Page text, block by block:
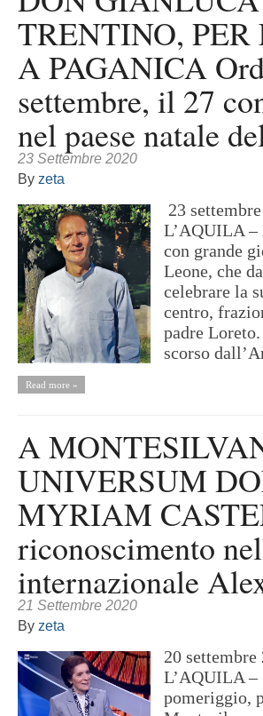
TRENTINO,
A PAGANICA
settembre, il 27
nel paese natale
23 Settembre 2020
By zeta
23
L’AQUILA –
con grande
Leone, che
celebrare la
centro,
padre
scorso
Read more »
A
UNIVERSUM
MYRIAM
riconoscimento
internazionale
21 Settembre 2020
By zeta
20
L’AQUILA –
pomeriggio,